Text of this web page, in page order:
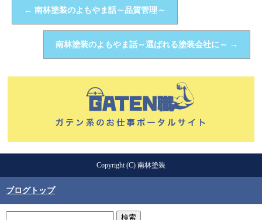
← 南林塗装のよもやま話～品質管理～
南林塗装のよもやま話～選ばれる塗装会社に～ →
Copyright (C) 南林塗装
ブログトップ